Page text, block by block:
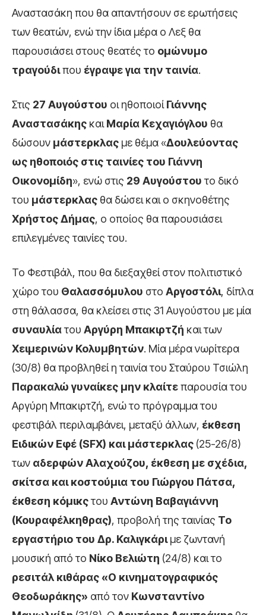
Αναστασάκη που θα απαντήσουν σε ερωτήσεις
των θεατών, ενώ την ίδια μέρα ο Λεξ θα
παρουσιάσει στους θεατές το ομώνυμο
τραγούδιπου έγραψε για την ταινία.
Στις 27 Αυγούστου οι ηθοποιοίΓιάννης
Αναστασάκης καιΜαρία Κεχαγιόγλου θα
δώσουν μάστερκλας με θέμα «Δουλεύοντας
ως ηθοποιός στις ταινίες του Γιάννη
Οικονομίδη», ενώ στις 29 Αυγούστουτο δικό
του μάστερκλας θα δώσει και ο σκηνοθέτης
Χρήστος Δήμας, ο οποίος θα παρουσιάσει
επιλεγμένες ταινίες του.
Το Φεστιβάλ, που θα διεξαχθεί στον πολιτιστικό
χώρο του Θαλασσόμυλου στο Αργοστόλι, δίπλα
στη θάλασσα, θα κλείσει στις 31 Αυγούστου με μία
συναυλίατου Αργύρη Μπακιρτζή και των
Χειμερινών Κολυμβητών. Μία μέρα νωρίτερα
(30/8) θα προβληθεί η ταινία του Σταύρου Τσιώλη
Παρακαλώ γυναίκες μην κλαίτεπαρουσία του
Αργύρη Μπακιρτζή, ενώ το πρόγραμμα του
φεστιβάλ περιλαμβάνει, μεταξύ άλλων, έκθεση
Ειδικών Εφέ (SFX) και μάστερκλας (25-26/8)
των αδερφών Αλαχούζου, έκθεση με σχέδια,
σκίτσα και κοστούμια του Γιώργου Πάτσα,
έκθεση κόμικςτου Αντώνη Βαβαγιάννη
(Κουραφέλκηθρας), προβολή της ταινίας To
εργαστήριο του Δρ. Καλιγκάριμε ζωντανή
μουσική από το Νίκο Βελιώτη (24/8) και το
ρεσιτάλ κιθάρας «Ο κινηματογραφικός
Θεοδωράκης» από τον Κωνσταντίνο